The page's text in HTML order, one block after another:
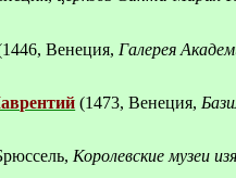
Венеция, Галерея
(1473, Венеция,
Королевские музеи